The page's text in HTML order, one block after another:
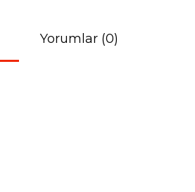
Yorumlar (0)